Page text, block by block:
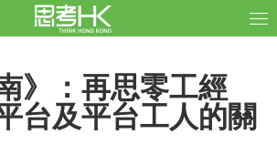
》：再思零工經
台及平台工人的關